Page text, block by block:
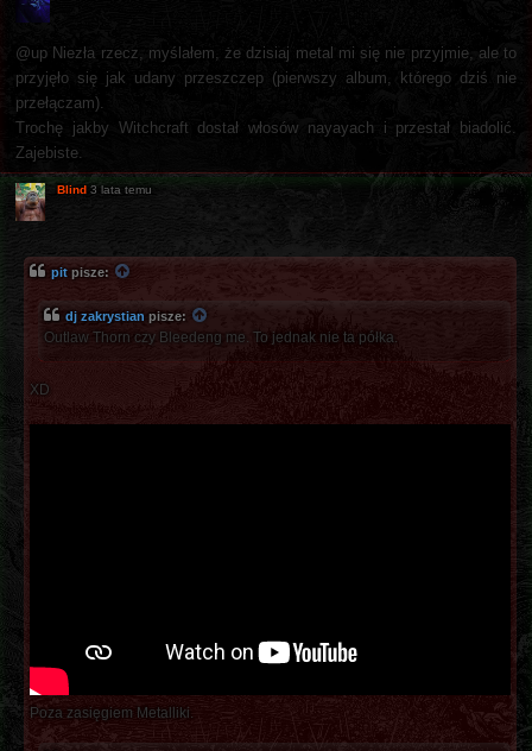
@up Niezła rzecz, myślałem, że dzisiaj metal mi się nie przyjmie, ale to
przyjęło się jak udany przeszczep (pierwszy album, którego dziś nie
przełączam).
Trochę jakby Witchcraft dostał włosów nayayach i przestał biadolić.
Zajebiste.
Blind 3 lata temu
pit pisze:
dj zakrystian pisze:
Outlaw Thorn czy Bleedeng me. To jednak nie ta półka.
XD
Poza zasięgiem Metalliki.